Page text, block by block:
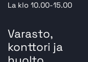
La klo 10.00-15.00
Varasto,
konttori ja